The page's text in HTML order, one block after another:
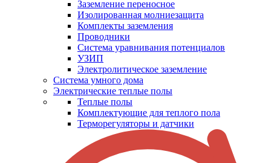
Заземление переносное
Изолированная молниезащита
Комплекты заземления
Проводники
Система уравнивания потенциалов
УЗИП
Электролитическое заземление
Система умного дома
Электрические теплые полы
Теплые полы
Комплектующие для теплого пола
Терморегуляторы и датчики